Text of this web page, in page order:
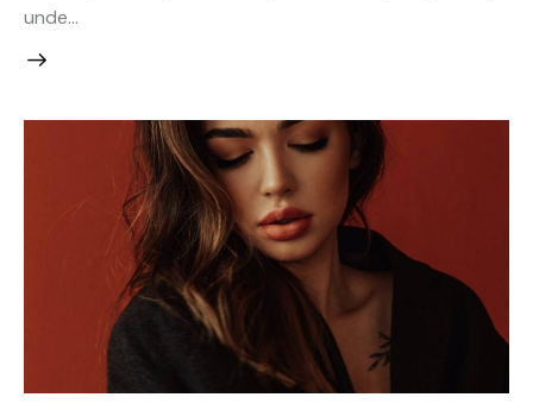
unde…